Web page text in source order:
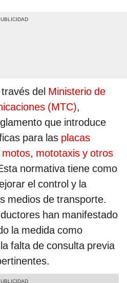
del Ministerio de
(MTC),
que introduce
para las placas
mototaxis y otros
normativa tiene como
el control y la
medios de transporte.
han manifestado
la medida como
falta de consulta previa